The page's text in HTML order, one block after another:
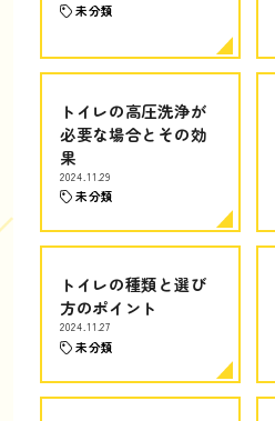
未分類
トイレの高圧洗浄が
必要な場合とその効
果
2024.11.29
未分類
トイレの種類と選び
方のポイント
2024.11.27
未分類